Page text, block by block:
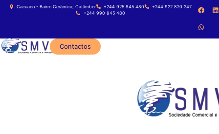
Cacuaco - Bairro Cerâmica, Catâmbor +244 925 845 480
+244 922 820 247
+244 990 845 480
Contactos